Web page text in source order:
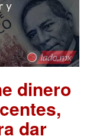
dinero
dar